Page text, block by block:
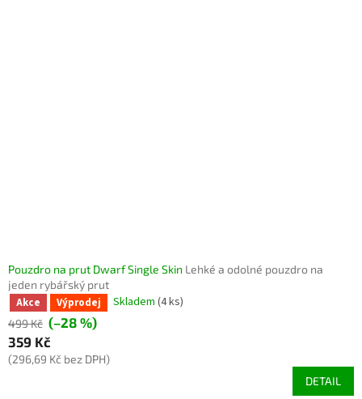
Pouzdro na prut Dwarf Single Skin Lehké a odolné pouzdro na
jeden rybářský prut
Akce Výprodej Skladem (4 ks)
499 Kč (–28 %)
359 Kč
(296,69 Kč bez DPH)
DETAIL